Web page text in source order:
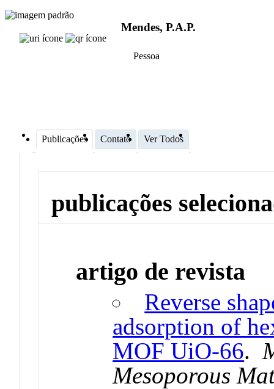
Mendes, P.A.P.
Pessoa
Publicações Contato Ver Todos
publicações
artigo de revista
Reverse
adsorption of
MOF UiO-66.
Mesoporous